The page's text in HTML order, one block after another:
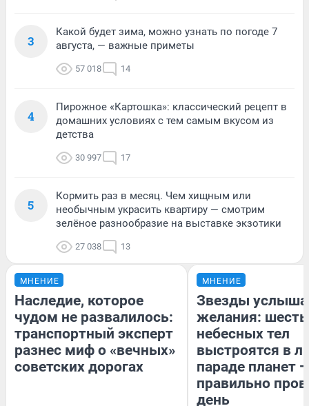
3
Какой будет зима, можно узнать по погоде 7
августа, — важные приметы
57 018 14
4
Пирожное «Картошка»: классический рецепт в
домашних условиях с тем самым вкусом из
детства
30 997 17
5
Кормить раз в месяц. Чем хищным или
необычным украсить квартиру — смотрим
зелёное разнообразие на выставке экзотики
27 038 13
МНЕНИЕ
Наследие, которое
чудом не развалилось:
транспортный эксперт
разнес миф о «вечных»
советских дорогах
МНЕНИЕ
Звезды
желания: шесть
небесных тел
выстроятся в
параде планет
правильно
день